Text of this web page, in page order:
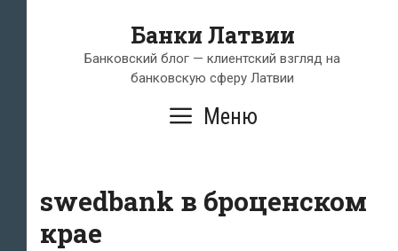
содержимому
Банки Латвии
Банковский блог — клиентский взгляд на
банковскую сферу Латвии
Меню
swedbank в броценском
крае